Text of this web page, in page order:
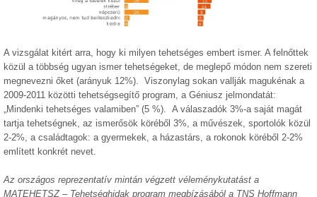
A vizsgálat kitért arra, hogy ki milyen tehetséges embert ismer. A felnőttek
közül a többség ugyan ismer tehetségeket, de meglepő módon nem szereti
megnevezni őket (arányuk 12%). Viszonylag sokan vallják magukénak a
2009-2011 közötti tehetségsegítő program, a Géniusz jelmondatát:
„Mindenki tehetséges valamiben” (5 %). A válaszadók 3%-a saját magát
tartja tehetségnek, az ismerősök köréből 3%, a művészek, sportolók közül
2-2%, a családtagok: a gyermekek, a házastárs, a rokonok köréből 2-2%
említett konkrét nevet.
Az országos reprezentatív mintán végzett véleménykutatást a
MATEHETSZ – Tehetséghidak program megbízásából a TNS Hoffmann